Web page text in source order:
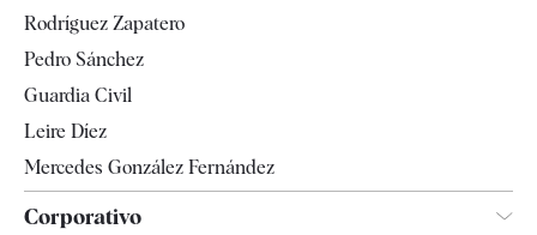
Televisión
Rodríguez Zapatero
Pedro Sánchez
Guardia Civil
Leire Díez
Mercedes González Fernández
Corporativo